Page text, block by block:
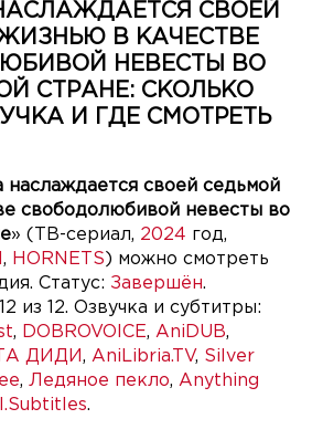
СВОЕЙ
В КАЧЕСТВЕ
НЕВЕСТЫ ВО
СТРАНЕ: СКОЛЬКО
И ГДЕ СМОТРЕТЬ
наслаждается своей седьмой
свободолюбивой невесты во
» (ТВ-сериал, 2024 год,
, HORNETS ) можно смотреть
Статус: Завершён.
из 12. Озвучка и субтитры:
, DOBROVOICE, AniDUB,
ДИДИ , AniLibria.TV, Silver
, Ледяное пекло, Anything
.